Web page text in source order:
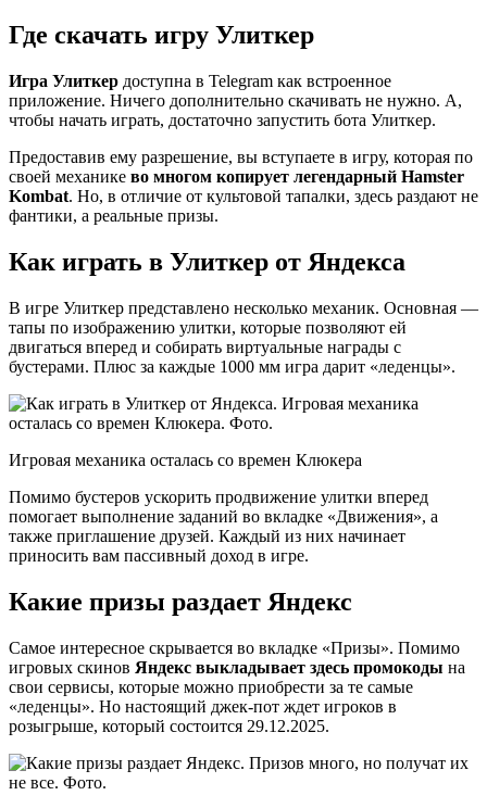
Где скачать игру Улиткер
Игра Улиткер доступна в Telegram как встроенное
приложение. Ничего дополнительно скачивать не нужно. А,
чтобы начать играть, достаточно запустить бота Улиткер.
Предоставив ему разрешение, вы вступаете в игру, которая по
своей механике во многом копирует легендарный Hamster
Kombat. Но, в отличие от культовой тапалки, здесь раздают не
фантики, а реальные призы.
Как играть в Улиткер от Яндекса
В игре Улиткер представлено несколько механик. Основная —
тапы по изображению улитки, которые позволяют ей
двигаться вперед и собирать виртуальные награды с
бустерами. Плюс за каждые 1000 мм игра дарит «леденцы».
Игровая механика осталась со времен Клюкера
Помимо бустеров ускорить продвижение улитки вперед
помогает выполнение заданий во вкладке «Движения», а
также приглашение друзей. Каждый из них начинает
приносить вам пассивный доход в игре.
Какие призы раздает Яндекс
Самое интересное скрывается во вкладке «Призы». Помимо
игровых скинов Яндекс выкладывает здесь промокоды на
свои сервисы, которые можно приобрести за те самые
«леденцы». Но настоящий джек-пот ждет игроков в
розыгрыше, который состоится 29.12.2025.